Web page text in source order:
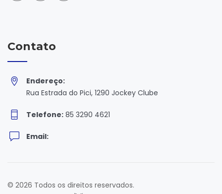
Contato
Endereço:
Rua Estrada do Pici, 1290 Jockey Clube
Telefone: 85 3290 4621
Email:
© 2026 Todos os direitos reservados.